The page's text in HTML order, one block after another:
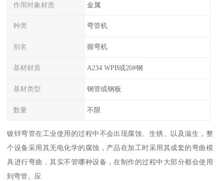
作用对象材质 金属
种类 弯管机
别名 握弯机
基材材质 A234 WPB或20#钢
基材类型 钢管或钢板
数量 不限
镀锌弯管在工业使用的过程中不会出现腐蚀、生锈、以及滋生，整
个设备采用其无电化学的腐蚀，产品在加工时采用其成套的弯曲模
具进行弯曲，其实不管哪种设备，在制作的过程中大部分都会使用
到弯管。应